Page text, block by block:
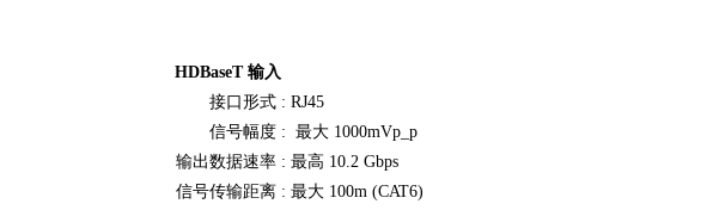
HDBaseT 输入
接口形式 : RJ45
信号幅度 : 最大 1000mVp_p
输出数据速率 : 最高 10.2 Gbps
信号传输距离 : 最大 100m (CAT6)